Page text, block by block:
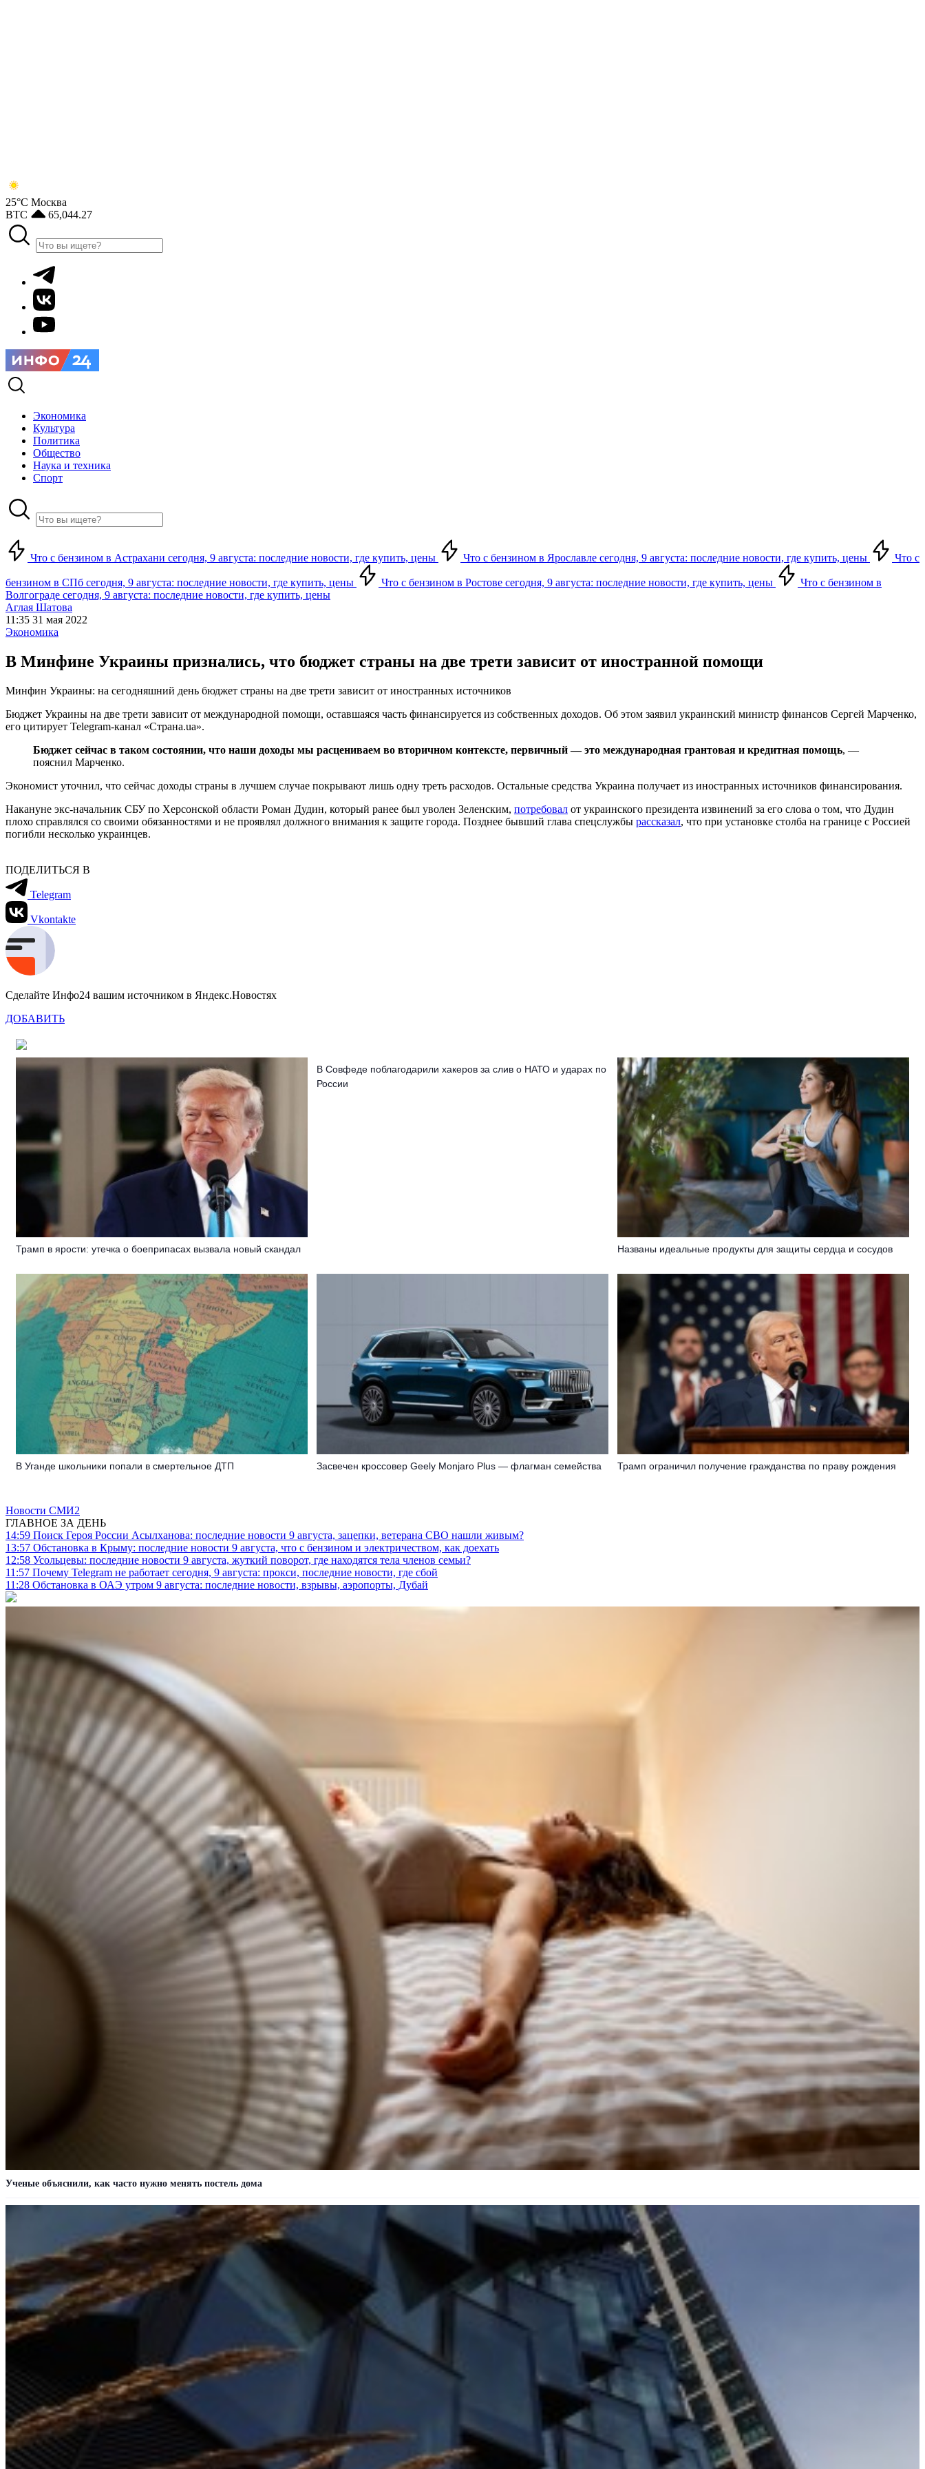
25°С Москва
BTC
65,044.27
Экономика
Культура
Политика
Общество
Наука и техника
Спорт
Что с бензином в Астрахани сегодня, 9 августа: последние новости, где купить, цены Что с бензином в Ярославле сегодня, 9 августа: последние новости, где купить, цены Что с
бензином в СПб сегодня, 9 августа: последние новости, где купить, цены Что с бензином в Ростове сегодня, 9 августа: последние новости, где купить, цены
Что с бензином в
Волгограде сегодня, 9 августа: последние новости, где купить, цены
Аглая Шатова
11:35 31 мая 2022
Экономика
В Минфине Украины признались, что бюджет страны на две трети зависит от иностранной помощи
Минфин Украины: на сегодняшний день бюджет страны на две трети зависит от иностранных источников
Бюджет Украины на две трети зависит от международной помощи, оставшаяся часть финансируется из собственных доходов. Об этом заявил украинский министр финансов Сергей Марченко,
его цитирует Telegram-канал «Страна.ua».
Бюджет сейчас в таком состоянии, что наши доходы мы расцениваем во вторичном контексте, первичный — это международная грантовая и кредитная помощь, —
пояснил Марченко.
Экономист уточнил, что сейчас доходы страны в лучшем случае покрывают лишь одну треть расходов. Остальные средства Украина получает из иностранных источников финансирования.
Накануне экс-начальник СБУ по Херсонской области Роман Дудин, который ранее был уволен Зеленским, потребовал от украинского президента извинений за его слова о том, что Дудин
плохо справлялся со своими обязанностями и не проявлял должного внимания к защите города. Позднее бывший глава спецслужбы рассказал, что при установке столба на границе с Россией
погибли несколько украинцев.
ПОДЕЛИТЬСЯ В
Telegram
Vkontakte
Сделайте Инфо24 вашим источником в Яндекс.Новостях
ДОБАВИТЬ
Трамп в ярости: утечка о боеприпасах вызвала новый скандал
В Совфеде поблагодарили хакеров за слив о НАТО и ударах по
России
Названы идеальные продукты для защиты сердца и сосудов
В Уганде школьники попали в смертельное ДТП Засвечен кроссовер Geely Monjaro Plus — флагман семейства Трамп ограничил получение гражданства по праву рождения
Новости СМИ2
ГЛАВНОЕ ЗА ДЕНЬ
14:59 Поиск Героя России Асылханова: последние новости 9 августа, зацепки, ветерана СВО нашли живым?
13:57 Обстановка в Крыму: последние новости 9 августа, что с бензином и электричеством, как доехать
12:58 Усольцевы: последние новости 9 августа, жуткий поворот, где находятся тела членов семьи?
11:57 Почему Telegram не работает сегодня, 9 августа: прокси, последние новости, где сбой
11:28 Обстановка в ОАЭ утром 9 августа: последние новости, взрывы, аэропорты, Дубай
Ученые объяснили, как часто нужно менять постель дома